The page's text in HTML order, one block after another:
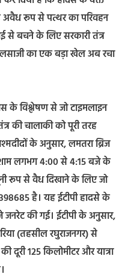
अवैध रूप से पत्थर का परिवहन
से बचने के लिए सरकारी तंत्र
का एक बड़ा खेल अब रचा
के विश्लेषण से जो टाइमलाइन
की चालाकी को पूरी तरह
के अनुसार, लमतरा ब्रिज
लगभग 4:00 से 4:15 बजे के
रूप से वैध दिखाने के लिए जो
है। यह ईटीपी हादसे के
की गई। ईटीपी के अनुसार,
(तहसील रघुराजनगर) से
दूरी 125 किलोमीटर और यात्रा